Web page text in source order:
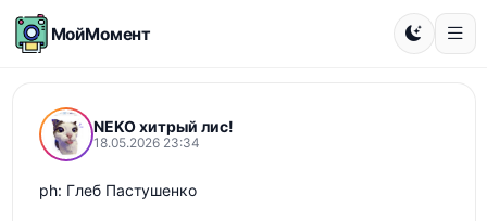
МойМомент
NEKO хитрый лис!
18.05.2026 23:34
ph: Глеб Пастушенко